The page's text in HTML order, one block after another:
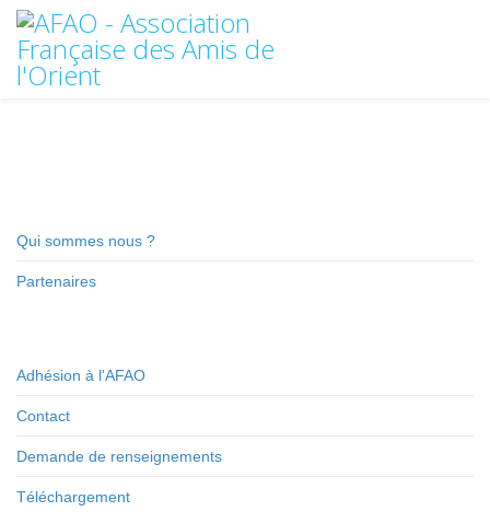
Qui sommes nous ?
Partenaires
Adhésion à l'AFAO
Contact
Demande de renseignements
Téléchargement